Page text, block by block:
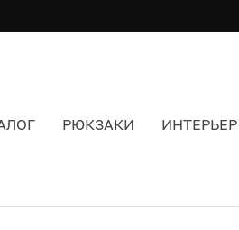
РЮКЗАКИ ИНТЕРЬЕР